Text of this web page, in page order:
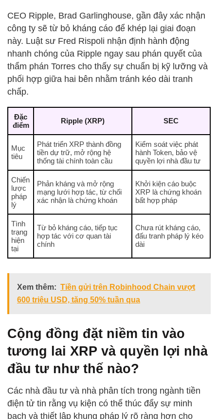
CEO Ripple, Brad Garlinghouse, gần đây xác nhận
công ty sẽ từ bỏ kháng cáo để khép lại giai đoạn
này. Luật sư Fred Rispoli nhận định hành động
nhanh chóng của Ripple ngay sau phán quyết của
thẩm phán Torres cho thấy sự chuẩn bị kỹ lưỡng và
phối hợp giữa hai bên nhằm tránh kéo dài tranh
chấp.
Đặc
điểm
Ripple (XRP) SEC
Mục
tiêu
Phát triển XRP thành đồng
tiền dự trữ, mở rộng hệ
thống tài chính toàn cầu
Kiểm soát việc phát
hành Token, bảo vệ
quyền lợi nhà đầu tư
Chiến
lược
pháp
lý
Phản kháng và mở rộng
mạng lưới hợp tác, từ chối
xác nhận là chứng khoán
Khởi kiện cáo buộc
XRP là chứng khoán
bất hợp pháp
Tình
trạng
hiện
tại
Từ bỏ kháng cáo, tiếp tục
hợp tác với cơ quan tài
chính
Chưa rút kháng cáo,
đấu tranh pháp lý kéo
dài
Xem thêm: Tiền gửi trên Robinhood Chain vượt
600 triệu USD, tăng 50% tuần qua
Cộng đồng đặt niềm tin vào
tương lai XRP và quyền lợi nhà
đầu tư như thế nào?
Các nhà đầu tư và nhà phân tích trong ngành tiền
điện tử tin rằng vụ kiện có thể thúc đẩy sự minh
bạch và thiết lập khung pháp lý rõ ràng hơn cho